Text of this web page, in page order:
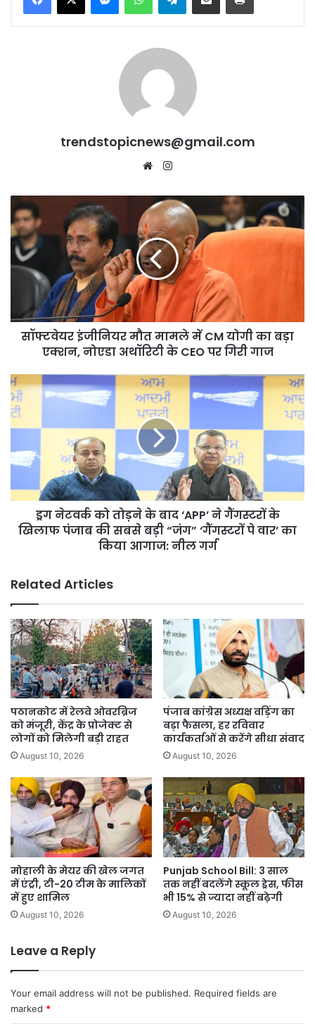
trendstopicnews@gmail.com
Website
सॉफ्टवेयर
इंजीनियर
मौत
मामले
बड़ा
एक्शन,
के
CEO
पर
सॉफ्टवेयर इंजीनियर मौत मामले में CM योगी का बड़ा
एक्शन, नोएडा अथॉरिटी के CEO पर गिरी गाज
ड्रग
नेटवर्क
को
बाद
‘APP’
गैंगस्टरों
खिलाफ
बड़ी
“जंग”
‘गैंगस्टरों
पे
वार’
का
किया
आगाज:
गर्ग
ड्रग नेटवर्क को तोड़ने के बाद ‘APP’ ने गैंगस्टरों के
खिलाफ पंजाब की सबसे बड़ी “जंग” ‘गैंगस्टरों पे वार’ का
किया आगाज: नील गर्ग
Related Articles
पठानकोट में रेलवे ओवरब्रिज
को मंजूरी, केंद्र के प्रोजेक्ट से
लोगों को मिलेगी बड़ी राहत
August 10, 2026
पंजाब कांग्रेस अध्यक्ष वड़िंग का
बड़ा फैसला, हर रविवार
कार्यकर्ताओं से करेंगे सीधा संवाद
August 10, 2026
मोहाली के मेयर की खेल जगत
में एंट्री, टी-20 टीम के मालिकों
में हुए शामिल
August 10, 2026
Punjab School Bill: 3 साल
तक नहीं बदलेंगे स्कूल ड्रेस, फीस
भी 15% से ज्यादा नहीं बढ़ेगी
August 10, 2026
Leave a Reply
Your email address will not be published. Required fields are
marked *